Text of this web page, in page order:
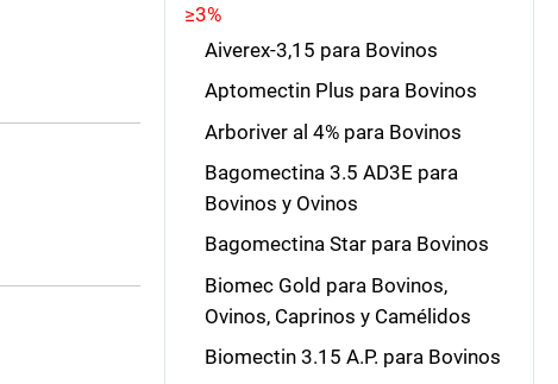
≥3%
Aiverex-3,15 para Bovinos
Aptomectin Plus para Bovinos
Arboriver al 4% para Bovinos
Bagomectina 3.5 AD3E para
Bovinos y Ovinos
Bagomectina Star para Bovinos
Biomec Gold para Bovinos,
Ovinos, Caprinos y Camélidos
Biomectin 3.15 A.P. para Bovinos